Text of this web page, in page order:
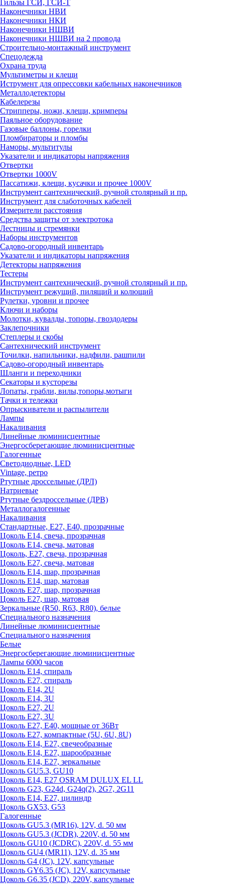
Гильзы ГСИ, ГСИ-Т
Наконечники НВИ
Наконечники НКИ
Наконечники НШВИ
Наконечники НШВИ на 2 провода
Строительно-монтажный инструмент
Спецодежда
Охрана труда
Мультиметры и клещи
Иструмент для опрессовки кабельных наконечников
Металлодетекторы
Кабелерезы
Стрипперы, ножи, клещи, кримперы
Паяльное оборудование
Газовые баллоны, горелки
Пломбираторы и пломбы
Наморы, мультитулы
Указатели и индикаторы напряжения
Отвертки
Отвертки 1000V
Пассатижи, клещи, кусачки и прочее 1000V
Инструмент сантехнический, ручной столярный и пр.
Инструмент для слаботочных кабелей
Измерители расстояния
Средства защиты от электротока
Лестницы и стремянки
Наборы инструментов
Садово-огородный инвентарь
Указатели и индикаторы напряжения
Детекторы напряжения
Тестеры
Инструмент сантехнический, ручной столярный и пр.
Инструмент режущий, пилящий и колющий
Рулетки, уровни и прочее
Ключи и наборы
Молотки, кувалды, топоры, гвоздодеры
Заклепочники
Степлеры и скобы
Сантехнический инструмент
Точилки, напильники, надфили, рашпили
Садово-огородный инвентарь
Шланги и переходники
Секаторы и кусторезы
Лопаты, грабли, вилы,топоры,мотыги
Тачки и тележки
Опрыскиватели и распылители
Лампы
Накаливания
Линейные люминисцентные
Энергосберегающие люминисцентные
Галогенные
Светодиодные, LED
Vintage, ретро
Ртутные дроссельные (ДРЛ)
Натриевые
Ртутные бездроссельные (ДРВ)
Металлогалогенные
Накаливания
Стандартные, Е27, Е40, прозрачные
Цоколь Е14, свеча, прозрачная
Цоколь Е14, свеча, матовая
Цоколь, Е27, свеча, прозрачная
Цоколь Е27, свеча, матовая
Цоколь Е14, шар, прозрачная
Цоколь Е14, шар, матовая
Цоколь Е27, шар, прозрачная
Цоколь Е27, шар, матовая
Зеркальные (R50, R63, R80), белые
Специального назначения
Линейные люминисцентные
Специального назначения
Белые
Энергосберегающие люминисцентные
Лампы 6000 часов
Цоколь Е14, спираль
Цоколь Е27, спираль
Цоколь Е14, 2U
Цоколь Е14, 3U
Цоколь Е27, 2U
Цоколь Е27, 3U
Цоколь Е27, Е40, мощные от 36Вт
Цоколь Е27, компактные (5U, 6U, 8U)
Цоколь Е14, Е27, свечеобразные
Цоколь Е14, Е27, шарообразные
Цоколь Е14, Е27, зеркальные
Цоколь GU5.3, GU10
Цоколь Е14, Е27 OSRAM DULUX EL LL
Цоколь G23, G24d, G24q(2), 2G7, 2G11
Цоколь Е14, Е27, цилиндр
Цоколь GX53, G53
Галогенные
Цоколь GU5.3 (MR16), 12V, d. 50 мм
Цоколь GU5.3 (JCDR), 220V, d. 50 мм
Цоколь GU10 (JCDRC), 220V, d. 55 мм
Цоколь GU4 (MR11), 12V, d. 35 мм
Цоколь G4 (JC), 12V, капсульные
Цоколь GY6.35 (JC), 12V, капсульные
Цоколь G6.35 (JCD), 220V, капсульные